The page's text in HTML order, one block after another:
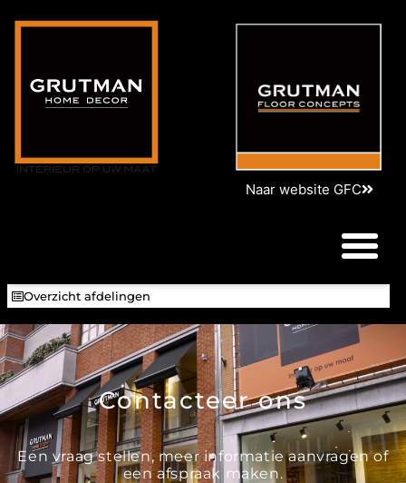
Naar website GFC
Overzicht afdelingen
Contacteer ons
Een vraag stellen, meer informatie aanvragen of
een afspraak maken.